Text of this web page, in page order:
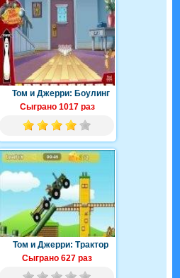
Том и Джерри: Боулинг
Сыграно 1017 раз
Том и Джерри: Трактор
Сыграно 627 раз